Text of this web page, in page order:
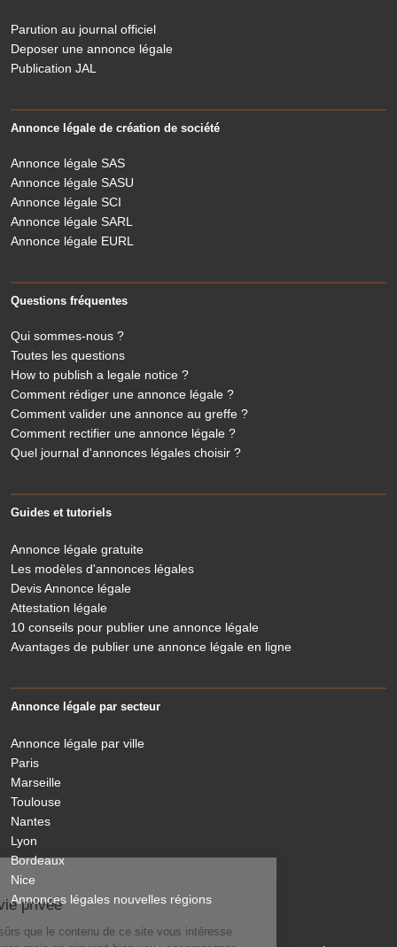
Le Légaliste
respecte votre vie privée
On a attendu d'être sûrs que le contenu de ce site vous intéresse
Parution au journal officiel
Deposer une annonce légale
Publication JAL
Annonce légale de création de société
Annonce légale SAS
Annonce légale SASU
Annonce légale SCI
Annonce légale SARL
Annonce légale EURL
Questions fréquentes
Qui sommes-nous ?
Toutes les questions
How to publish a legale notice ?
Comment rédiger une annonce légale ?
Comment valider une annonce au greffe ?
Comment rectifier une annonce légale ?
Quel journal d'annonces légales choisir ?
Guides et tutoriels
Annonce légale gratuite
Les modèles d'annonces légales
Devis Annonce légale
Attestation légale
10 conseils pour publier une annonce légale
Avantages de publier une annonce légale en ligne
Annonce légale par secteur
Annonce légale par ville
Paris
Marseille
Toulouse
Nantes
Lyon
Bordeaux
Nice
Annonces légales nouvelles régions